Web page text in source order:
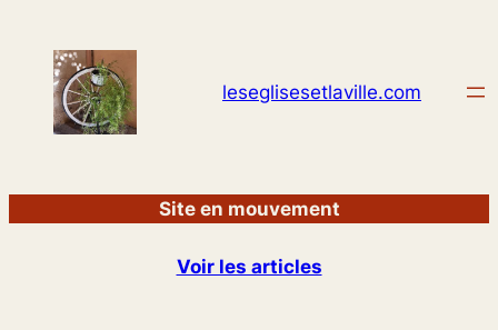
contenu
leseglisesetlaville.com
Site en mouvement
Voir les articles